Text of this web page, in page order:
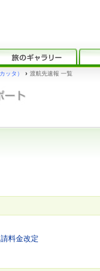
ッタ） › 渡航先速報 一覧
料金改定